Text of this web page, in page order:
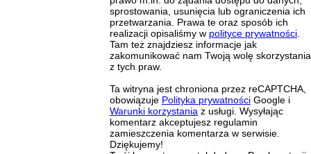
sprostowania, usunięcia lub ograniczenia ich
przetwarzania. Prawa te oraz sposób ich
realizacji opisaliśmy w polityce prywatności
Tam też znajdziesz informacje jak
zakomunikować nam Twoją wolę skorzystania
z tych praw.
Ta witryna jest chroniona przez reCAPTCHA,
obowiązuje Polityka prywatności Google i
Warunki korzystania z usługi. Wysyłając
komentarz akceptujesz regulamin
zamieszczenia komentarza w serwisie.
Dziękujemy!